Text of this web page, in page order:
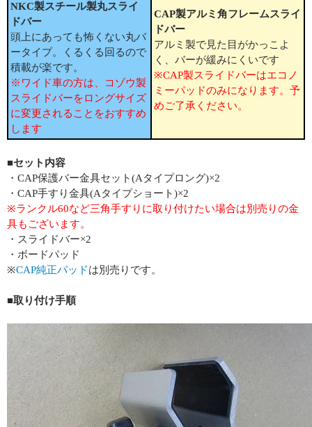
NKC製スチール製丸スライ
ドバー
頭上にあっても怖くない丸バ
ータイプ。くるくる回るので
積載が楽です。
※ワイド車の方は、コゾウ製
スライドバーをロングサイズ
に変更されることをおすすめ
します
CAP製アルミ角フレームスライ
ドバー
アルミ製で見た目がかっこよ
く、バーが緩みにくいです
※CAP製スライドバーはエコノ
ミーパッドのみになります。予
めご了承ください。
■セット内容
・CAP保護バー金具セット(Aタイプロング)×2
・CAP手すり金具(Aタイプショート)×2
※ランクル60など三角手すりに取り付けたい場合は別売りの金
具もございます。
・スライドバー×2
・ボードパッド
※CAP純正パッドは別売りです。
■取り付け手順